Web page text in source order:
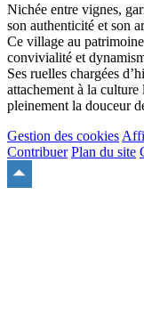
Nichée entre vignes,
son authenticité et son
Ce village au
convivialité et
Ses ruelles chargées
attachement à la
pleinement la douceur
Gestion des cookies
Contribuer Plan du site